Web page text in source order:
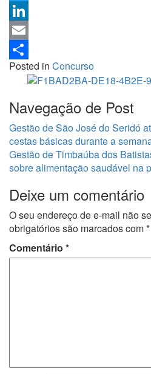
Twitter
LinkedIn
Email
Share
Posted in Concurso
Navegação de Post
Gestão de São José do Seridó
cestas básicas durante a
Gestão de Timbaúba dos
sobre alimentação saudável na
Deixe um comentário
O seu endereço de e-mail não
obrigatórios são marcados com*
Comentário *